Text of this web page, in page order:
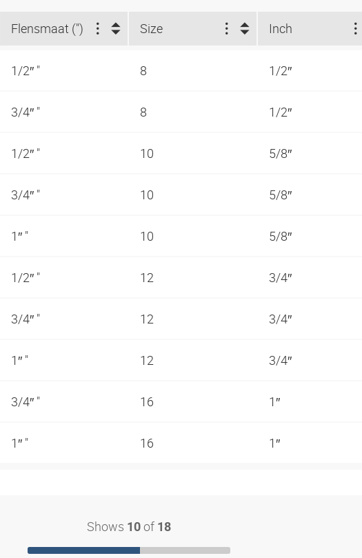
Flensmaat (") Size Inch
1/2″ " 8 1/2″
3/4″ " 8 1/2″
1/2″ " 10 5/8″
3/4″ " 10 5/8″
1″ " 10 5/8″
1/2″ " 12 3/4″
3/4″ " 12 3/4″
1″ " 12 3/4″
3/4″ " 16 1″
1″ " 16 1″
Shows 10 of 18